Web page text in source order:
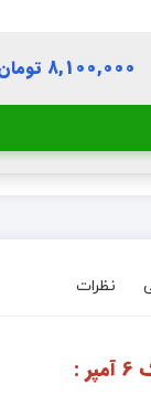
8,100,000 تومان
نظرات